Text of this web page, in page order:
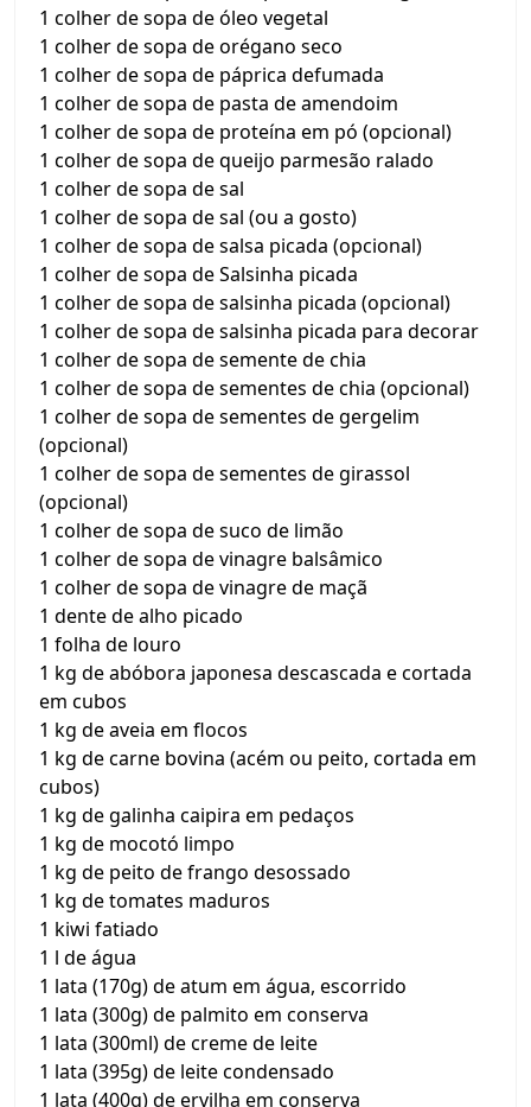
1 colher de sopa de óleo vegetal
1 colher de sopa de orégano seco
1 colher de sopa de páprica defumada
1 colher de sopa de pasta de amendoim
1 colher de sopa de proteína em pó (opcional)
1 colher de sopa de queijo parmesão ralado
1 colher de sopa de sal
1 colher de sopa de sal (ou a gosto)
1 colher de sopa de salsa picada (opcional)
1 colher de sopa de Salsinha picada
1 colher de sopa de salsinha picada (opcional)
1 colher de sopa de salsinha picada para decorar
1 colher de sopa de semente de chia
1 colher de sopa de sementes de chia (opcional)
1 colher de sopa de sementes de gergelim
(opcional)
1 colher de sopa de sementes de girassol
(opcional)
1 colher de sopa de suco de limão
1 colher de sopa de vinagre balsâmico
1 colher de sopa de vinagre de maçã
1 dente de alho picado
1 folha de louro
1 kg de abóbora japonesa descascada e cortada
em cubos
1 kg de aveia em flocos
1 kg de carne bovina (acém ou peito, cortada em
cubos)
1 kg de galinha caipira em pedaços
1 kg de mocotó limpo
1 kg de peito de frango desossado
1 kg de tomates maduros
1 kiwi fatiado
1 l de água
1 lata (170g) de atum em água, escorrido
1 lata (300g) de palmito em conserva
1 lata (300ml) de creme de leite
1 lata (395g) de leite condensado
1 lata (400g) de ervilha em conserva